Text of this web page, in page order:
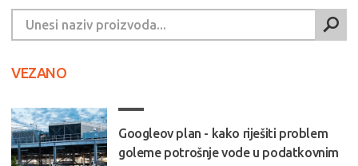
VEZANO
Googleov plan - kako riješiti problem
goleme potrošnje vode u podatkovnim